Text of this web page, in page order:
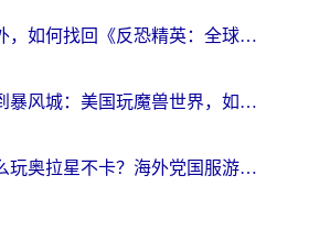
身在海外，如何找回《反恐精英：全球攻势》国服的丝滑手感？一份给你的终极指南
从纽约到暴风城：美国玩魔兽世界，如何找到你的最佳网络航线
日本怎么玩奥拉星不卡？海外党国服游戏加速器选择全攻略